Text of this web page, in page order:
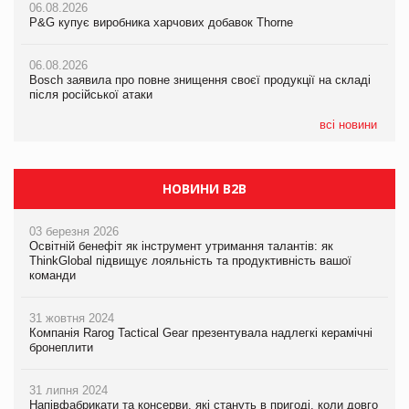
06.08.2026
P&G купує виробника харчових добавок Thorne
06.08.2026
Bosch заявила про повне знищення своєї продукції на складі
після російської атаки
всі новини
новинки від ТМ ТОКЕРИ
Сергій Лісунов про заморожені хлібобулочні вироби на
06.08.2026
P&G купує виробника харчових добавок Thorne
06.08.2026
Bosch заявила про повне знищення своєї продукції на складі
після російської атаки
НОВИНИ B2B
03 березня 2026
Освітній бенефіт як інструмент утримання талантів: як
ThinkGlobal підвищує лояльність та продуктивність вашої
команди
31 жовтня 2024
Компанія Rarog Tactical Gear презентувала надлегкі керамічні
бронеплити
31 липня 2024
Напівфабрикати та консерви, які стануть в пригоді, коли довго